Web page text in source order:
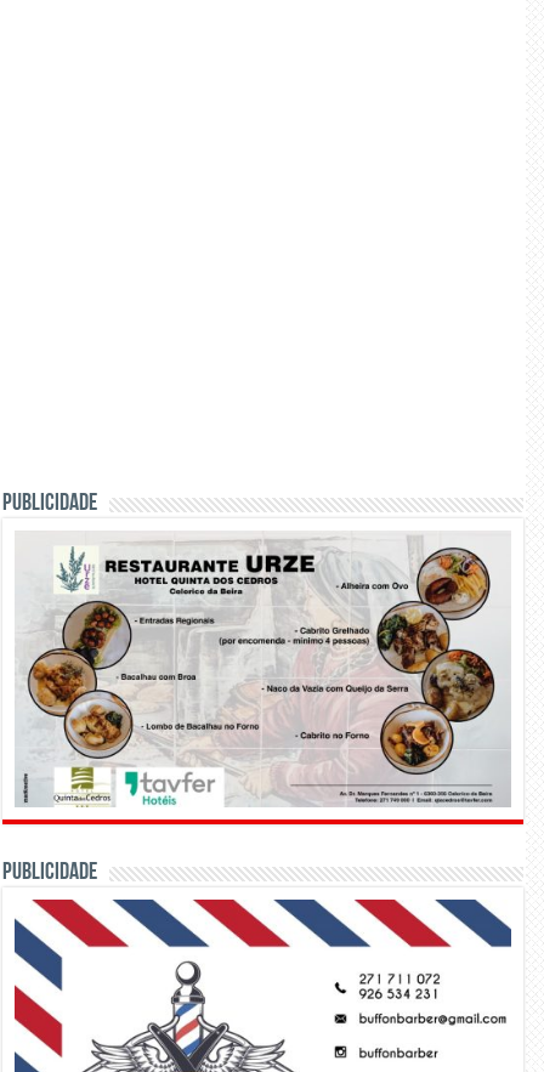
PUBLICIDADE
PUBLICIDADE